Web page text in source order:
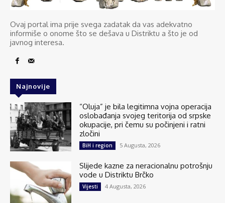
Ovaj portal ima prije svega zadatak da vas adekvatno
informiše o onome što se dešava u Distriktu a što je od
javnog interesa.
Najnovije
“Oluja” je bila legitimna vojna operacija
oslobađanja svojeg teritorija od srpske
okupacije, pri čemu su počinjeni i ratni
zločini
BiH i region 5 Augusta, 2026
Slijede kazne za neracionalnu potrošnju
vode u Distriktu Brčko
Vijesti 4 Augusta, 2026